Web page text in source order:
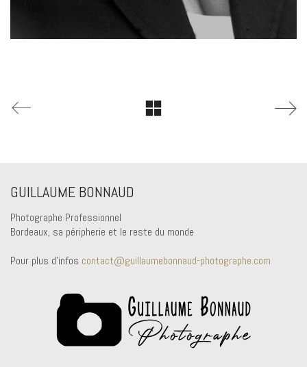
GUILLAUME BONNAUD
Photographe Professionnel
Bordeaux, sa péripherie et le reste du monde
Pour plus d'infos contact@guillaumebonnaud-photographe.com